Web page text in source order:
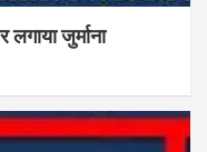
जुर्माना